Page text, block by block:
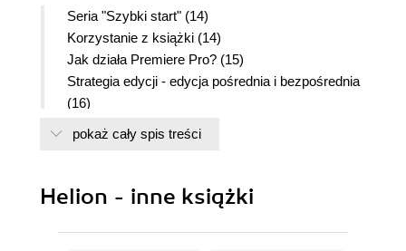
Seria "Szybki start" (14)
Korzystanie z książki (14)
Jak działa Premiere Pro? (15)
Strategia edycji - edycja pośrednia i bezpośrednia
(16)
DV i Premiere Pro (18)
Nasza biurkowa konsola montażowa (19)
Nowe funkcje (22)
Pakiet Digital Video Collection (23)
Minimalne wymagania systemowe (24)
pokaż cały spis treści
Helion - inne książki